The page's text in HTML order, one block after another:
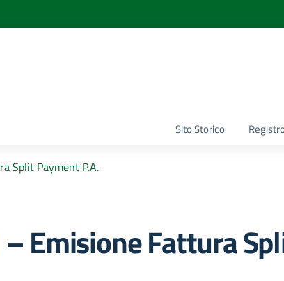
Sito Storico
Split Payment P.A.
Emisione Fattura